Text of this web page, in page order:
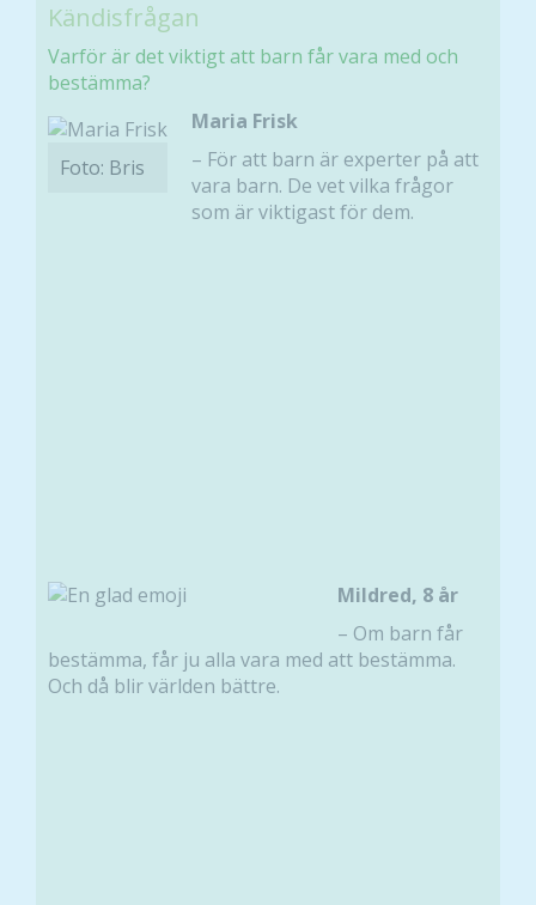
Kändisfrågan
Varför är det viktigt att barn får vara med och
bestämma?
Foto: Bris
Maria Frisk
– För att barn är experter på att
vara barn. De vet vilka frågor
som är viktigast för dem.
Mildred, 8 år
– Om barn får
bestämma, får ju alla vara med att bestämma.
Och då blir världen bättre.